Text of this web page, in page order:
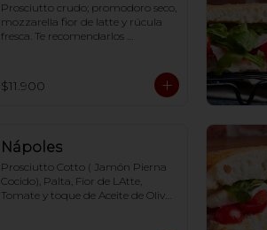
Prosciutto crudo; promodoro seco,
mozzarella fior de latte y rúcula
fresca. Te recomendarlos
tome la crocancia óptima ;)
$11.900
Nápoles
Prosciutto Cotto ( Jamón Pierna
Cocido), Palta, Fior de LAtte,
Tomate y toque de Aceite de Oliva